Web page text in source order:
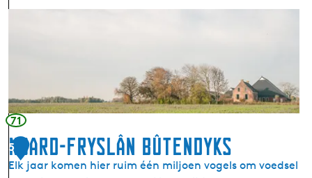
k
e
b
l
d
71
5
Noard-Fryslân Bûtendyks
Elk jaar komen hier ruim één miljoen vogels om voedsel